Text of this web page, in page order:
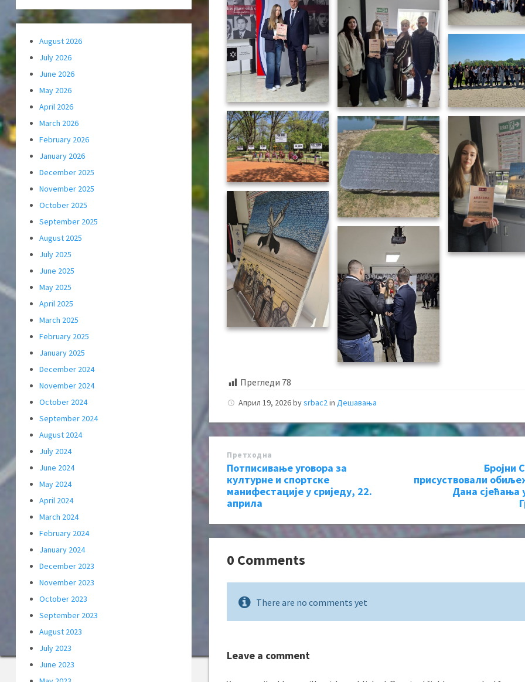
Прегледи 78
Април 19, 2026bysrbac2 in Дешавања
Претходна
Потписивање уговора за
културне и спортске
манифестације у сриједу, 22.
априла
Бројни
присуствовали
Дана сјећања
0 Comments
There are no comments yet
Leave a comment
August 2026
July 2026
June 2026
May 2026
April 2026
March 2026
February 2026
January 2026
December 2025
November 2025
October 2025
September 2025
August 2025
July 2025
June 2025
May 2025
April 2025
March 2025
February 2025
January 2025
December 2024
November 2024
October 2024
September 2024
August 2024
July 2024
June 2024
May 2024
April 2024
March 2024
February 2024
January 2024
December 2023
November 2023
October 2023
September 2023
August 2023
July 2023
June 2023